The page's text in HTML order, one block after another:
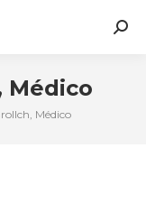
Médico
Médico